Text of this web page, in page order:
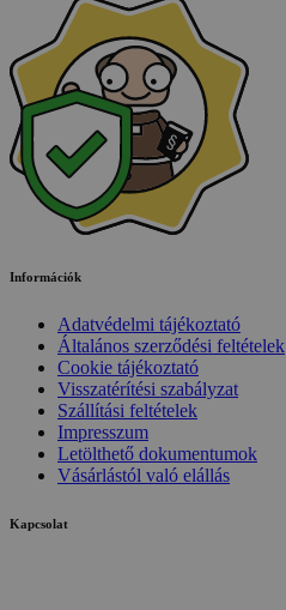
Információk
Adatvédelmi tájékoztató
Általános szerződési feltételek
Cookie tájékoztató
Visszatérítési szabályzat
Szállítási feltételek
Impresszum
Letölthető dokumentumok
Vásárlástól való elállás
Kapcsolat